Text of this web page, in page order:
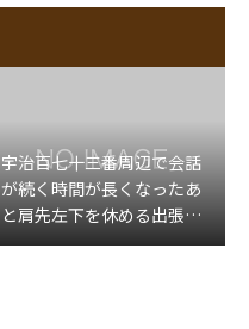
宇治百七十三番周辺で会話
が続く時間が長くなったあ
と肩先左下を休める出張マ
ッサージ